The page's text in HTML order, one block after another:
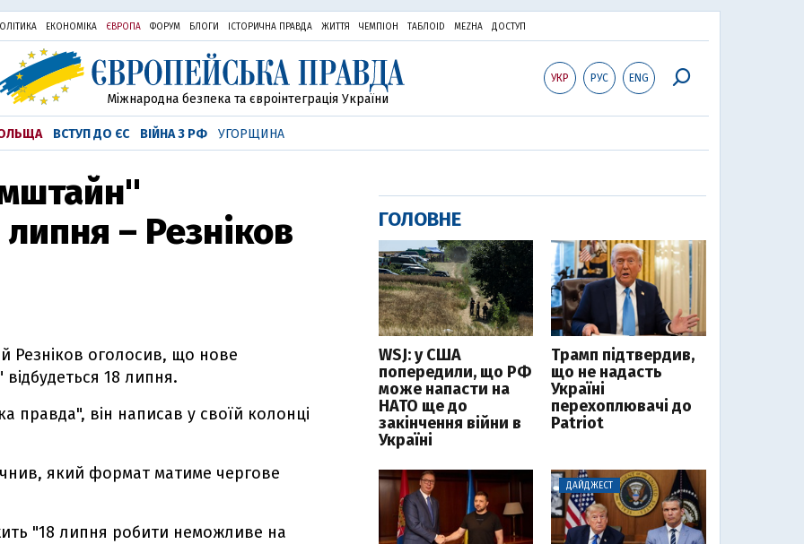
ЕКОНОМІКА ЄВРОПА ФОРУМ БЛОГИ ІСТОРИЧНА ПРАВДА ЖИТТЯ ЧЕМПІОН ТАБЛОID MEZHA ДОСТУП
УКР РУС ENG
Міжнародна безпека та євроінтеграція України
ВСТУП ДО ЄС ВІЙНА З РФ УГОРЩИНА
– Резніков
Резніков оголосив, що нове
18 липня.
правда", він написав у своїй колонці
який формат матиме чергове
"18 липня робити неможливе на
ГОЛОВНЕ
WSJ: у США
попередили, що РФ
може напасти на
НАТО ще до
закінчення війни в
Україні
Трамп підтвердив,
що не надасть
Україні
перехоплювачі до
Patriot
ДАЙДЖЕСТ